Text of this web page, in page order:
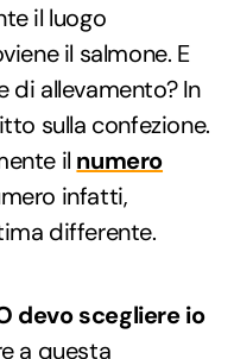
il luogo
il salmone. E
di allevamento? In
sulla confezione.
il numero
infatti,
differente.
devo scegliere io
a questa